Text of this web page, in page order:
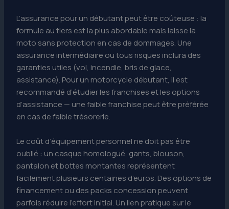
L’assurance pour un débutant peut être coûteuse : la
formule au tiers est la plus abordable mais laisse la
moto sans protection en cas de dommages. Une
assurance intermédiaire ou tous risques inclura des
garanties utiles (vol, incendie, bris de glace,
assistance). Pour un motorcycle débutant, il est
recommandé d’étudier les franchises et les options
d’assistance — une faible franchise peut être préférée
en cas de faible trésorerie.
Le coût d’équipement personnel ne doit pas être
oublié : un casque homologué, gants, blouson,
pantalon et bottes montantes représentent
facilement plusieurs centaines d’euros. Des options de
financement ou des packs concession peuvent
parfois réduire l’effort initial. Un lien pratique sur le